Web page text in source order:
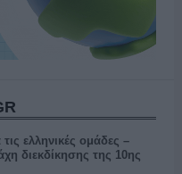
ελληνικές ομάδες –
διεκδίκησης της 10ης